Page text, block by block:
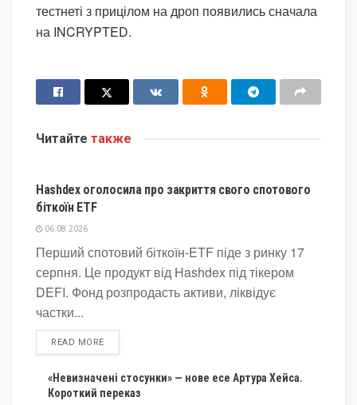
тестнеті з прицілом на дроп появились сначала
на INCRYPTED.
Читайте также
Hashdex оголосила про закриття свого спотового
біткоїн ETF
06.08.2026
Перший спотовий біткоїн-ETF піде з ринку 17
серпня. Це продукт від Hashdex під тікером
DEFI. Фонд розпродасть активи, ліквідує
частки...
READ MOREDETAILS
«Невизначені стосунки» — нове есе Артура Хейса.
Короткий переказ